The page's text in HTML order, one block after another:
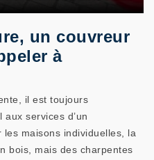
un couvreur
à
il est toujours
services d’un
maisons individuelles, la
bois, mais des charpentes